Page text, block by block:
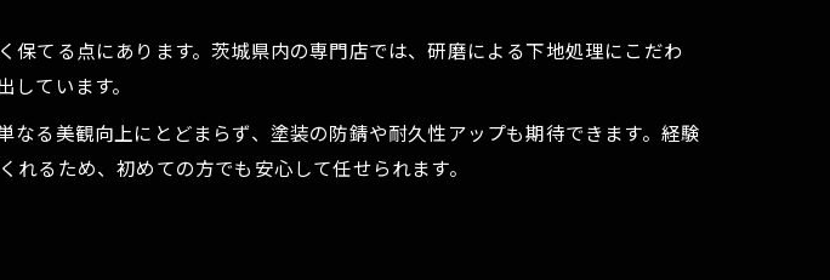
ミ対策を徹底する方法
コーティング体験
カーコーティングの秘密
命を延ばすお手入れ術
効くカーコーティング活用法
ィングメンテナンス法
てる点にあります。茨城県内の専門店では、研磨による下地処理にこだわ
ています。
る美観向上にとどまらず、塗装の防錆や耐久性アップも期待できます。経験
るため、初めての方でも安心して任せられます。